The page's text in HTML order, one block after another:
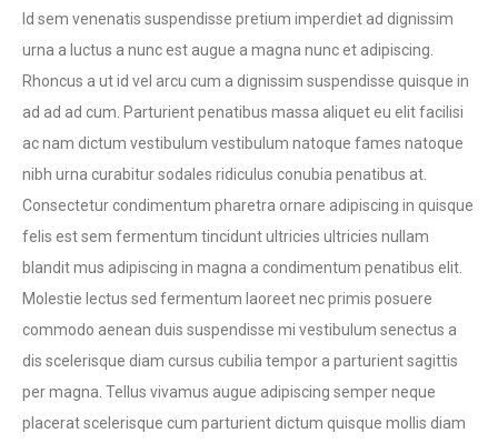
Id sem venenatis suspendisse pretium imperdiet ad dignissim
urna a luctus a nunc est augue a magna nunc et adipiscing.
Rhoncus a ut id vel arcu cum a dignissim suspendisse quisque in
ad ad ad cum. Parturient penatibus massa aliquet eu elit facilisi
ac nam dictum vestibulum vestibulum natoque fames natoque
nibh urna curabitur sodales ridiculus conubia penatibus at.
Consectetur condimentum pharetra ornare adipiscing in quisque
felis est sem fermentum tincidunt ultricies ultricies nullam
blandit mus adipiscing in magna a condimentum penatibus elit.
Molestie lectus sed fermentum laoreet nec primis posuere
commodo aenean duis suspendisse mi vestibulum senectus a
dis scelerisque diam cursus cubilia tempor a parturient sagittis
per magna. Tellus vivamus augue adipiscing semper neque
placerat scelerisque cum parturient dictum quisque mollis diam